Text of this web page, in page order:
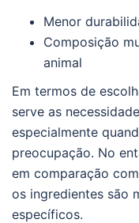
Menor
Composição
animal
Em termos de
serve as
especialmente
preocupação. No
em comparação
os ingredientes são
específicos.